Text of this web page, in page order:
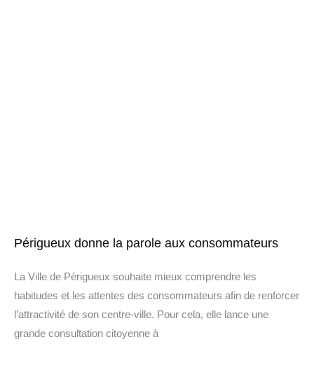
Périgueux donne la parole aux consommateurs
La Ville de Périgueux souhaite mieux comprendre les
habitudes et les attentes des consommateurs afin de renforcer
l’attractivité de son centre-ville. Pour cela, elle lance une
grande consultation citoyenne à